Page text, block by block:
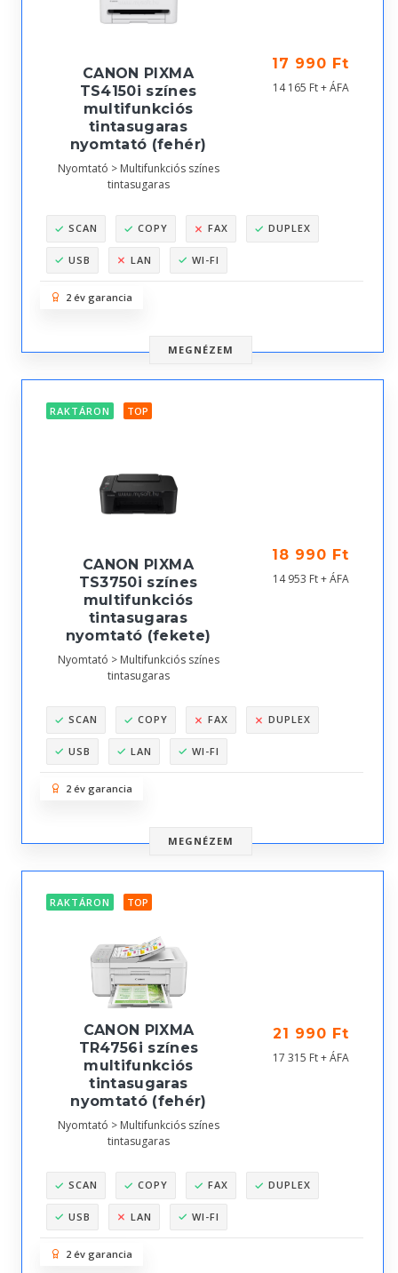
CANON PIXMA
TS4150i színes
multifunkciós
tintasugaras
nyomtató (fehér)
Nyomtató > Multifunkciós színes
tintasugaras
17 990 Ft
14 165 Ft + ÁFA
SCAN COPY FAX DUPLEX
USB LAN WI-FI
2 év garancia
MEGNÉZEM
RAKTÁRON TOP
CANON PIXMA
TS3750i színes
multifunkciós
tintasugaras
nyomtató (fekete)
Nyomtató > Multifunkciós színes
tintasugaras
18 990 Ft
14 953 Ft + ÁFA
SCAN COPY FAX DUPLEX
USB LAN WI-FI
2 év garancia
MEGNÉZEM
RAKTÁRON TOP
CANON PIXMA
TR4756i színes
multifunkciós
tintasugaras
nyomtató (fehér)
Nyomtató > Multifunkciós színes
tintasugaras
21 990 Ft
17 315 Ft + ÁFA
SCAN COPY FAX DUPLEX
USB LAN WI-FI
2 év garancia